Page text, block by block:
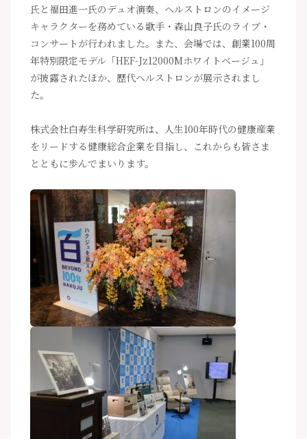
氏と福田進一氏のデュオ演奏、ヘルストロンのイメージ
キャラクターを務めている歌手・森山良子氏のライブ・
コンサートが行われました。また、会場では、創業100周
年特別限定モデル「HEF-Jz12000Mホワイトベージュ」
が披露されたほか、歴代ヘルストロンが展示されまし
た。
株式会社白寿生科学研究所は、人生100年時代の健康産業
をリードする健康総合企業を目指し、これからも皆さま
とともに歩んでまいります。